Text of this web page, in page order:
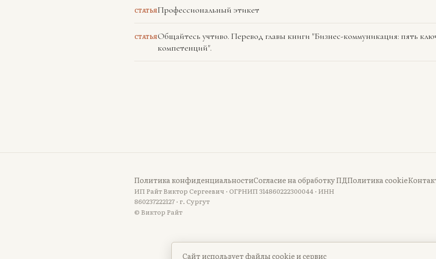
СТАТЬЯПрофессиональный этикет
СТАТЬЯОбщайтесь учтиво. Перевод главы книги "Бизнес-коммуникация: пять
компетенций".
Политика конфиденциальностиСогласие на обработку ПДПолитика cookie
ИП Райт Виктор Сергеевич · ОГРНИП 314860222300044 · ИНН
860237222127 · г. Сургут
© Виктор Райт
Сайт использует файлы cookie и сервис